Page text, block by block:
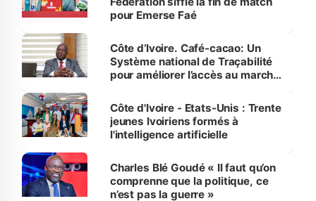
pour Emerse Faé
Côte d’Ivoire. Café-cacao: Un
Système national de Traçabilité
pour améliorer l’accès au marché
Côte d'Ivoire - Etats-Unis : Trente
jeunes Ivoiriens formés à
l'intelligence artificielle
Charles Blé Goudé « Il faut qu’on
comprenne que la politique, ce
n’est pas la guerre »